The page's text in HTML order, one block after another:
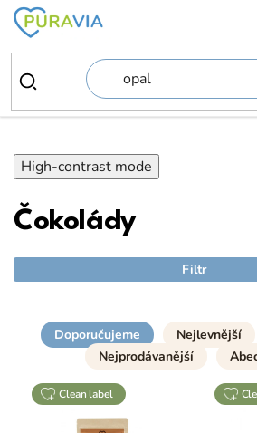
Přejít
obsah
High-contrast mode
Čokolády
Filtr
Doporučujeme Nejlevnější
Nejprodávanější
clean label